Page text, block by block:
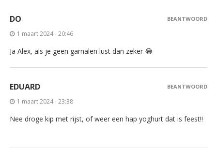
DO
1 maart 2024 - 20:46
Ja Alex, als je geen garnalen lust dan zeker 😂
BEANTWOORD
EDUARD
1 maart 2024 - 23:38
Nee droge kip met rijst, of weer een hap yoghurt dat is feest!!
BEANTWOORD